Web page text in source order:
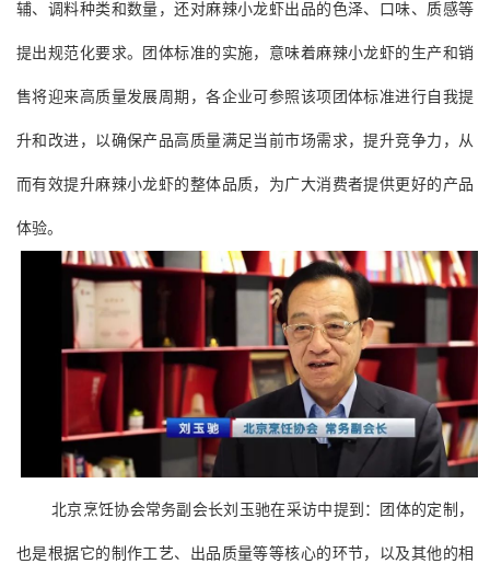
辅、调料种类和数量，还对麻辣小龙虾出品的色泽、口味、质感等
提出规范化要求。团体标准的实施，意味着麻辣小龙虾的生产和销
售将迎来高质量发展周期，各企业可参照该项团体标准进行自我提
升和改进，以确保产品高质量满足当前市场需求，提升竞争力，从
而有效提升麻辣小龙虾的整体品质，为广大消费者提供更好的产品
体验。
北京烹饪协会常务副会长刘玉驰在采访中提到：团体的定制，
也是根据它的制作工艺、出品质量等等核心的环节，以及其他的相